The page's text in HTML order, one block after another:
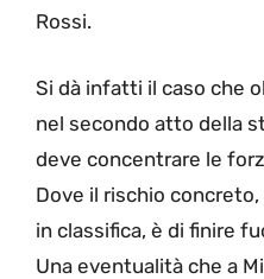
Rossi.
Si dà infatti il caso che
nel secondo atto della
deve concentrare le
Dove il rischio
in classifica, è di finire
Una eventualità che a